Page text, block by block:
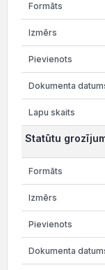
Statūtu